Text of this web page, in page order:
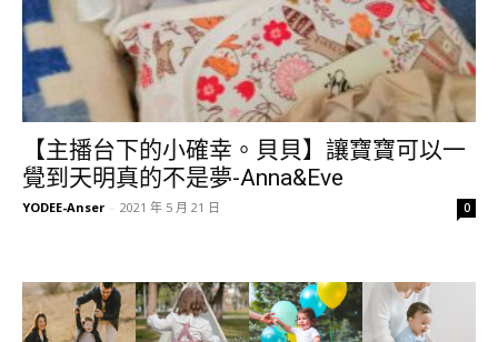
【主播台下的小確幸。貝貝】讓寶寶可以一
覺到天明真的不是夢-Anna&Eve
YODEE-Anser - 2021 年 5 月 21 日 0